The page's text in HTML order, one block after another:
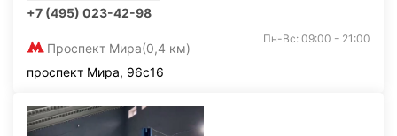
+7 (495) 023-42-98
Проспект Мира(0,4 км)
Пн-Вс: 09:00 - 21:00
проспект Мира, 96с16